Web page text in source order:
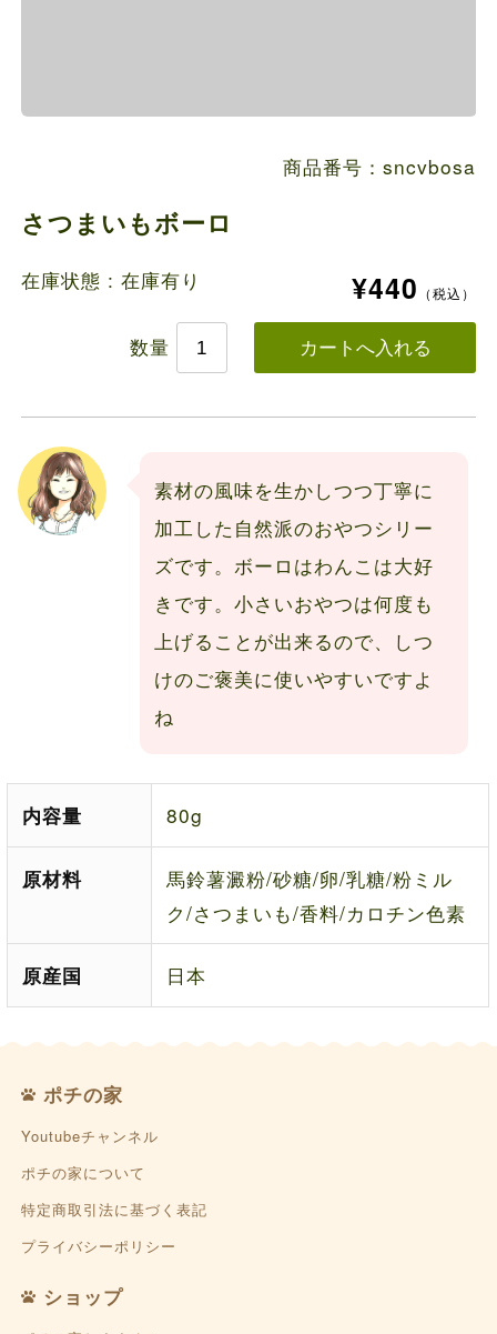
商品番号：sncvbosa
さつまいもボーロ
在庫状態 : 在庫有り ¥440 （税込）
数量
素材の風味を生かしつつ丁寧に
加工した自然派のおやつシリー
ズです。ボーロはわんこは大好
きです。小さいおやつは何度も
上げることが出来るので、しつ
けのご褒美に使いやすいですよ
ね
内容量 80g
原材料
馬鈴薯澱粉/砂糖/卵/乳糖/粉ミル
ク/さつまいも/香料/カロチン色素
原産国 日本
ポチの家
Youtubeチャンネル
ポチの家について
特定商取引法に基づく表記
プライバシーポリシー
ショップ